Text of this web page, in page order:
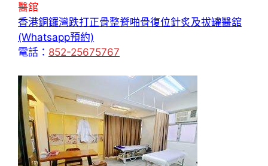
醫舘
香港銅鑼灣跌打正骨整脊啪骨復位針炙及拔罐醫舘
(Whatsapp預約)
電話： 852-25675767